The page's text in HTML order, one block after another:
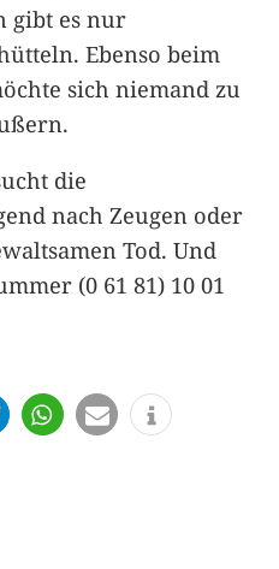
gibt es nur
Ebenso beim
sich niemand zu
die
nach Zeugen oder
Tod. Und
(0 61 81) 10 01